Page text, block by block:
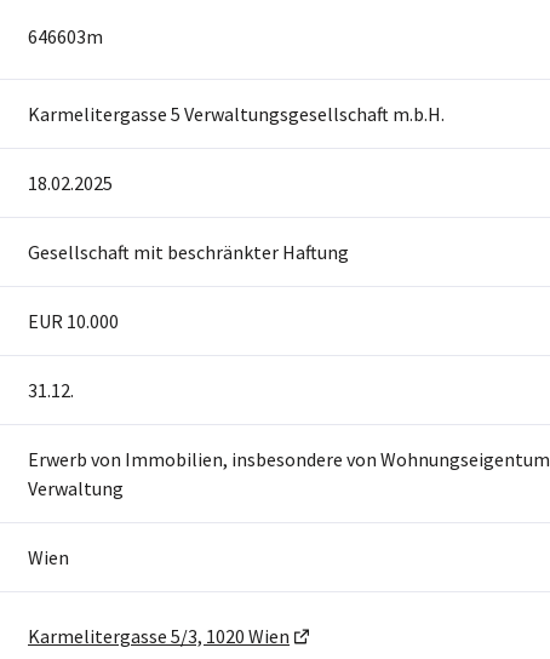
646603m
Karmelitergasse 5 Verwaltungsgesellschaft m.b.H.
18.02.2025
Gesellschaft mit beschränkter Haftung
EUR 10.000
31.12.
Erwerb von Immobilien, insbesondere von
Verwaltung
Wien
Karmelitergasse 5/3, 1020 Wien